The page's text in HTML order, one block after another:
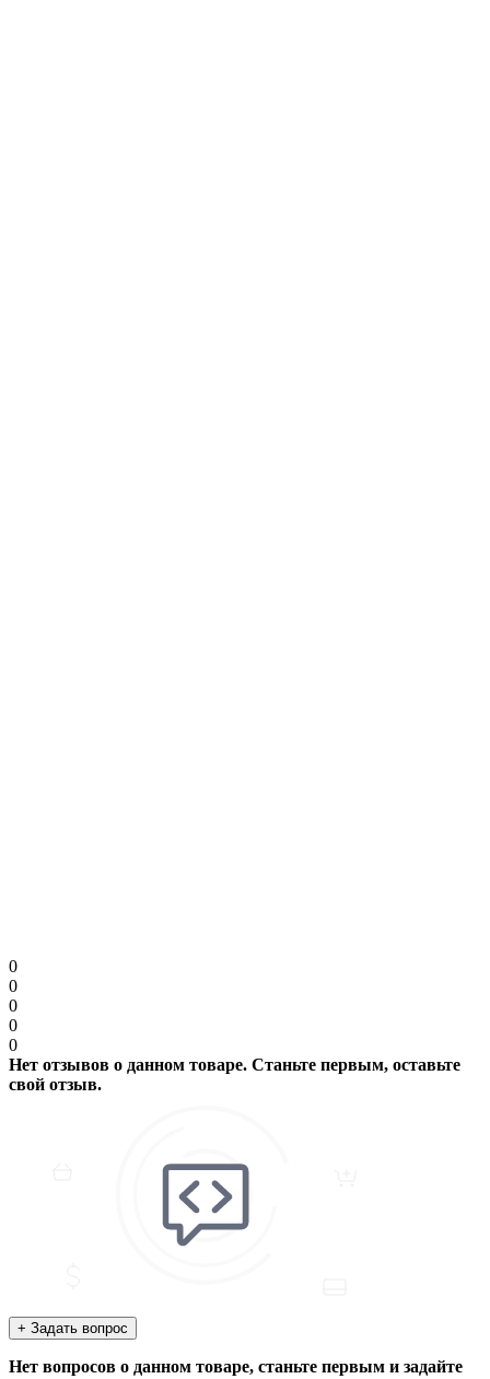
0
0
0
0
0
Нет отзывов о данном товаре. Станьте первым, оставьте
свой отзыв.
+ Задать вопрос
Нет вопросов о данном товаре, станьте первым и задайте